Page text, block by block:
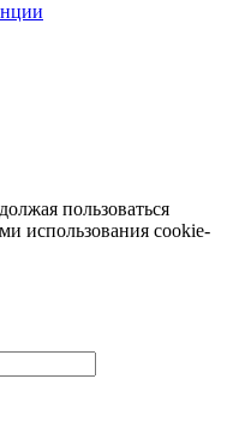
пользоваться
cookie-